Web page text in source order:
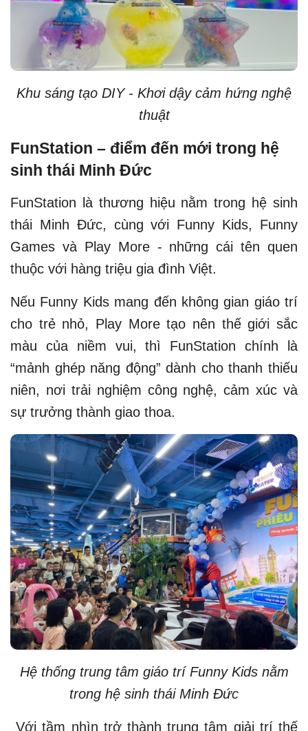
Khu sáng tạo DIY - Khơi dậy cảm hứng nghệ
thuật
FunStation – điểm đến mới trong hệ
sinh thái Minh Đức
FunStation là thương hiệu nằm trong hệ sinh
thái Minh Đức, cùng với Funny Kids, Funny
Games và Play More - những cái tên quen
thuộc với hàng triệu gia đình Việt.
Nếu Funny Kids mang đến không gian giáo trí
cho trẻ nhỏ, Play More tạo nên thế giới sắc
màu của niềm vui, thì FunStation chính là
“mảnh ghép năng động” dành cho thanh thiếu
niên, nơi trải nghiệm công nghệ, cảm xúc và
sự trưởng thành giao thoa.
Hệ thống trung tâm giáo trí Funny Kids nằm
trong hệ sinh thái Minh Đức
Với tầm nhìn trở thành trung tâm giải trí thế